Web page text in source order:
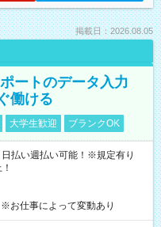
掲載日：2026.08.05
ートのデータ入力
働ける
大学生歓迎 ブランクOK
払い週払い可能！※規定有り
仕事によって変動あり